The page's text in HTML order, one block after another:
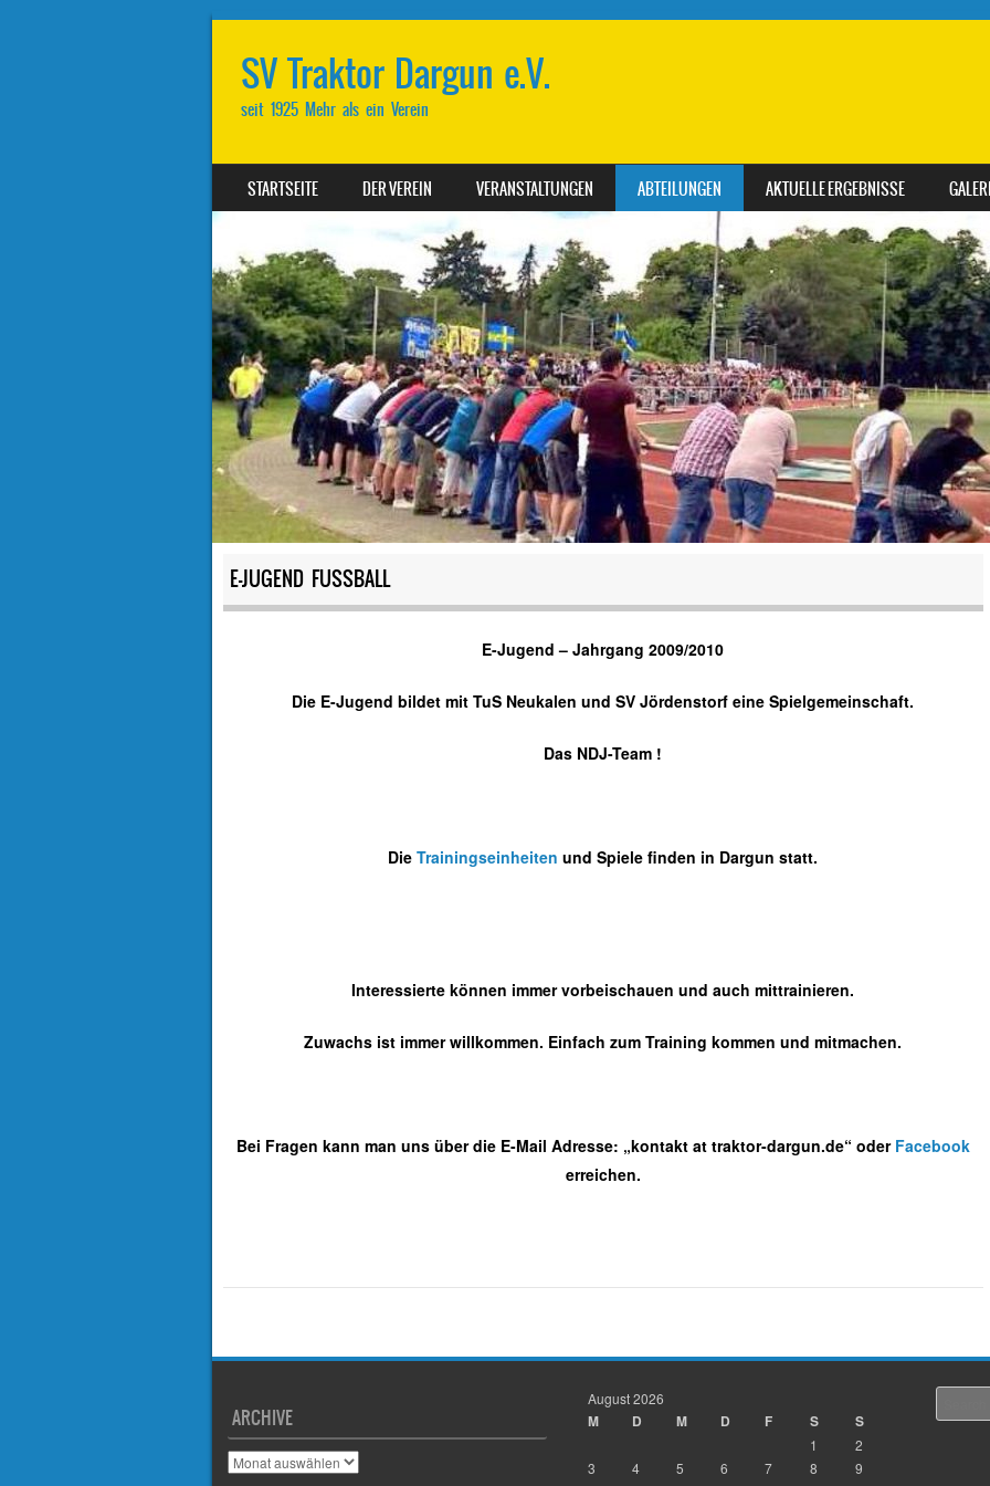
SV Traktor Dargun e.V.
seit 1925 Mehr als ein Verein
MENU
SKIP TO CONTENT
STARTSEITE DER VEREIN VERANSTALTUNGEN ABTEILUNGEN AKTUELLE ERGEBNISSE
E-JUGEND FUSSBALL
E-Jugend – Jahrgang 2009/2010
Die E-Jugend bildet mit TuS Neukalen und SV Jördenstorf eine Spielgemeinschaft.
Das NDJ-Team !
DieTrainingseinheiten und Spiele finden in Dargun statt.
Interessierte können immer vorbeischauen und auch mittrainieren.
Zuwachs ist immer willkommen. Einfach zum Training kommen und mitmachen.
Bei Fragen kann man uns über die E-Mail Adresse: „kontakt at traktor-dargun.de“ oder Facebook
erreichen.
ARCHIVE
A
August 2026
M D M D F S S
1
2
3
4 5 6 7 8
9